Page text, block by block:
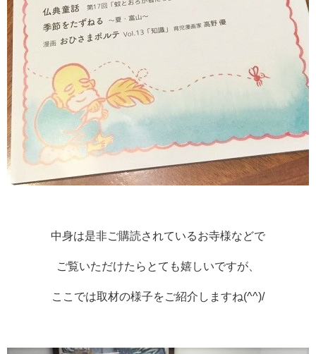
中身は是非ご購読されているお寺様などで
ご覧いただけたらとても嬉しいですが、
ここでは取材の様子をご紹介しますね(^^)/